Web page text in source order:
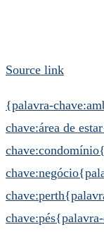
Source link
{palavra-
chave:área de estar
chave:condomínio
chave:negócio
chave:perth
chave:pés